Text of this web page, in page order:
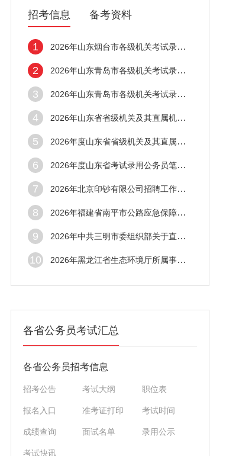
招考信息 备考资料
1 2026年山东烟台市各级机关考试录用公务员笔
2 2026年山东青岛市各级机关考试录用公务员面
3 2026年山东青岛市各级机关考试录用公务员笔
4 2026年山东省省级机关及其直属机构考试录用
5 2026年度山东省省级机关及其直属机构考试录
6 2026年度山东省考试录用公务员笔试成绩查询
7 2026年北京印钞有限公司招聘工作人员26名公
8 2026年福建省南平市公路应急保障中心招聘1
9 2026年中共三明市委组织部关于直属事业单位
10 2026年黑龙江省生态环境厅所属事业单位招聘
各省公务员考试汇总
各省公务员招考信息
招考公告 考试大纲 职位表
报名入口 准考证打印 考试时间
成绩查询 面试名单 录用公示
考试快讯